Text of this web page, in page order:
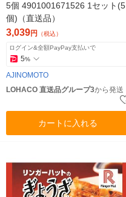
5個 4901001671526 1セット(5
個)（直送品）
3,039円 （税込）
ログイン&全額PayPay支払いで
5%
AJINOMOTO
LOHACO 直送品グループ3から発送
カートに入れる